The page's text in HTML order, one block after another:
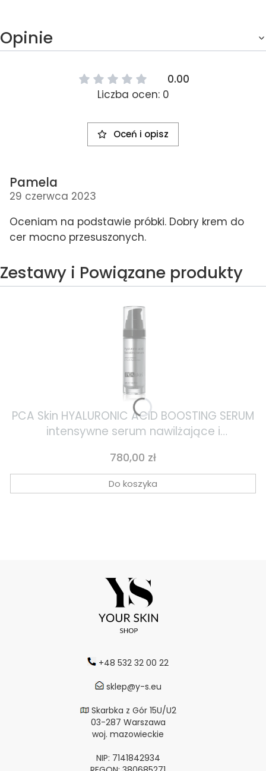
Opinie
0.00
Liczba ocen: 0
Oceń i opisz
Pamela
29 czerwca 2023
Oceniam na podstawie próbki. Dobry krem do
cer mocno przesuszonych.
Zestawy i Powiązane produkty
PCA Skin HYALURONIC ACID BOOSTING SERUM
intensywne serum nawilżające i
Cena
780,00 zł
Do koszyka
+48 532 32 00 22
sklep@y-s.eu
Skarbka z Gór 15U/U2
03-287 Warszawa
woj. mazowieckie
NIP: 7141842934